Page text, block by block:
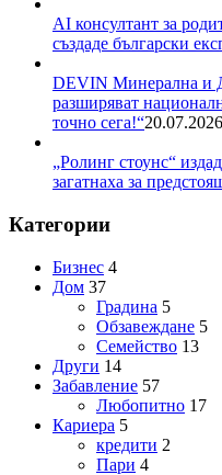
AI консултант за
създаде български
DEVIN Минерална и
разширяват
точно сега!“20.07.2026
„Ролинг стоунс“
загатнаха за
Категории
Бизнес 4
Дом 37
Градина 5
Обзавеждане 5
Семейство 13
Други 14
Забавление 57
Любопитно 17
Кариера 5
кредити 2
Пари 4